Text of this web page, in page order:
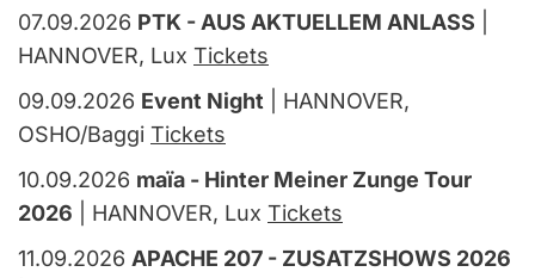
07.09.2026 PTK - AUS AKTUELLEM ANLASS
HANNOVER, Lux Tickets
09.09.2026 Event Night | HANNOVER,
OSHO/Baggi Tickets
10.09.2026 maïa - Hinter Meiner Zunge Tour
2026 | HANNOVER, Lux Tickets
11.09.2026 APACHE 207 - ZUSATZSHOWS 2026